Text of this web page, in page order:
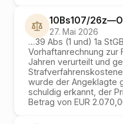
10Bs107/26z—
27. Mai 2026
…39 Abs (1 und) 1a
Vorhaftanrechnung zur
Jahren verurteilt und
wurde der Angeklagte
schuldig erkannt, der
Betrag von EUR